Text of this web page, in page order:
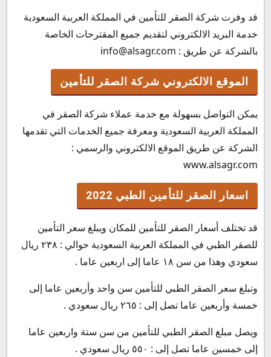
قد وفرت شركة الصقر للتأمين في المملكة العربية السعودية
خدمة البريد الالكتروني لتقديم جميع المقترحات الخاصة
بالشركة عن طريق : info@alsagr.com
الموقع الالكتروني شركة الصقر للتأمين
يمكن التواصل بسهولة مع خدمة عملاء شركة الصقر في
المملكة العربية السعودية ومعرفة جميع الخدمات التي تقدمها
الشركة عن طريق الموقع الالكتروني والرسمي :
www.alsagr.com
اسعار الصقر للتأمين الطبي 2022
قد تختلف أسعار الصقر للتأمين للمكان ويبلغ سعر التأمين
للصقر الطبي في المملكة العربية السعودية حوالي : ٢٣٨ ريال
سعودي وهذا من سن ١٨ عاما إلى اربعين عاما .
وتبلغ سعر الصقر الطبي للتأمين سن واحد وأربعين عاما إلى
خمسة وأربعين عاما تصل إلى : ٢٦٥ ريال سعودي .
ويصل مبلغ الصقر الطبي للتأمين من سن ستة واربعين عاما
إلى خمسين عاما تصل إلى : ٥٥٠ ريال سعودي .